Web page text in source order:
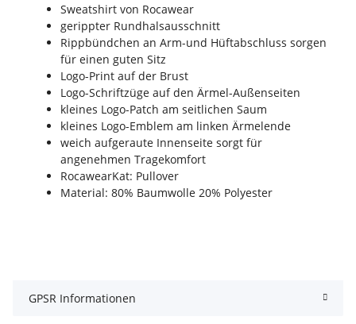
Sweatshirt von Rocawear
gerippter Rundhalsausschnitt
Rippbündchen an Arm-und Hüftabschluss sorgen
für einen guten Sitz
Logo-Print auf der Brust
Logo-Schriftzüge auf den Ärmel-Außenseiten
kleines Logo-Patch am seitlichen Saum
kleines Logo-Emblem am linken Ärmelende
weich aufgeraute Innenseite sorgt für
angenehmen Tragekomfort
RocawearKat: Pullover
Material: 80% Baumwolle 20% Polyester
GPSR Informationen